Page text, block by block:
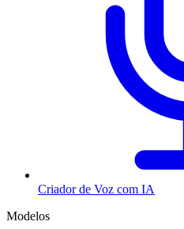
Criador de Voz com IA
Modelos